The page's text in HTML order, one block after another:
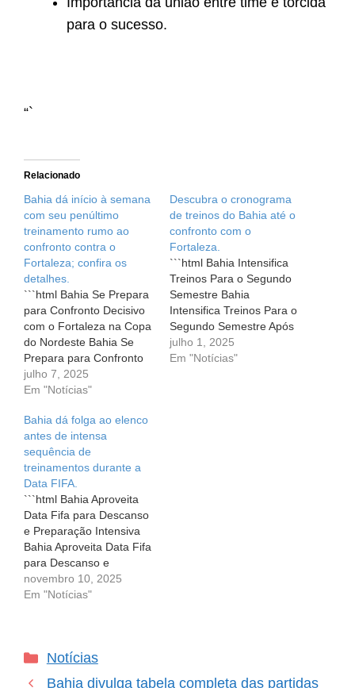
para o sucesso.
“`
Relacionado
Bahia dá início à semana
com seu penúltimo
treinamento rumo ao
confronto contra o
Fortaleza; confira os
detalhes.
```html Bahia Se Prepara
para Confronto Decisivo
com o Fortaleza na Copa
do Nordeste Bahia Se
Prepara para Confronto
Decisivo com o Fortaleza
na Copa do Nordeste
hora e a expectativa no
ar, o elenco do Bahia
voltou aos treinos nesta
segunda-feira (7) após…
julho 7, 2025
Em "Notícias"
Descubra o cronograma
de treinos do Bahia até o
confronto com o
Fortaleza.
```html Bahia Intensifica
Treinos Para o Segundo
Semestre Bahia
Intensifica Treinos Para o
Segundo Semestre Após
um período de férias, o
clima no CT Evaristo de
julho 1, 2025
Em "Notícias"
Bahia dá folga ao elenco
antes de intensa
sequência de
treinamentos durante a
Data FIFA.
```html Bahia Aproveita
Data Fifa para Descanso
e Preparação Intensiva
Bahia Aproveita Data Fifa
para Descanso e
Preparação Intensiva A
pausa da Data Fifa é um
uma oportunidade de
novembro 10, 2025
Em "Notícias"
Categorias
Notícias
Bahia divulga tabela completa das partidas